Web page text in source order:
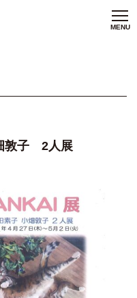
MENU
敦子 2人展